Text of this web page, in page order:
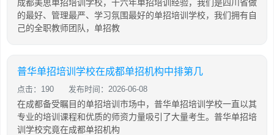
成都美思单招培训学校，十六年单招培训经验，我们是四川省做
的最好、管理最严、学习氛围最好的单招培训学校，我们拥有自
己的全职教师团队，单招教
普华单招培训学校在成都单招机构中排第几
点击：190 发布时间：2026-06-08
在成都备受瞩目的单招培训市场中，普华单招培训学校一直以其
专业的培训课程和优质的师资力量吸引了大量考生。普华单招培
训学校究竟在成都单招机构